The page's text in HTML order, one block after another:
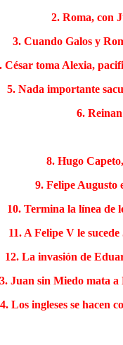
2. Roma, con
3. Cuando Galos y
César toma Alexia,
5. Nada importante
6.
8. Hugo
9. Felipe Augusto
10. Termina la línea de
11. A Felipe V le
12. La invasión de
Juan sin Miedo mata
Los ingleses se hacen